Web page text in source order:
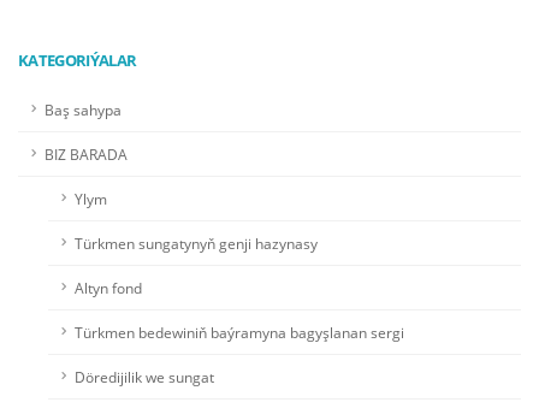
KATEGORIÝALAR
Baş sahypa
BIZ BARADA
Ylym
Türkmen sungatynyň genji hazynasy
Altyn fond
Türkmen bedewiniň baýramyna bagyşlanan sergi
Döredijilik we sungat